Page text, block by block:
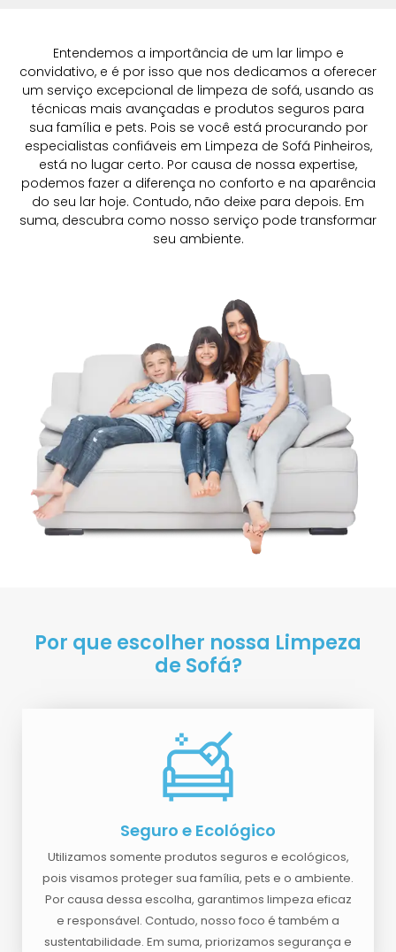
Entendemos a importância de um lar limpo e
convidativo, e é por isso que nos dedicamos a oferecer
um serviço excepcional de limpeza de sofá, usando as
técnicas mais avançadas e produtos seguros para
sua família e pets. Pois se você está procurando por
especialistas confiáveis em Limpeza de Sofá Pinheiros,
está no lugar certo. Por causa de nossa expertise,
podemos fazer a diferença no conforto e na aparência
do seu lar hoje. Contudo, não deixe para depois. Em
suma, descubra como nosso serviço pode transformar
seu ambiente.
Por que escolher nossa Limpeza
de Sofá?
Seguro e Ecológico
Utilizamos somente produtos seguros e ecológicos,
pois visamos proteger sua família, pets e o ambiente.
Por causa dessa escolha, garantimos limpeza eficaz
e responsável. Contudo, nosso foco é também a
sustentabilidade. Em suma, priorizamos segurança e